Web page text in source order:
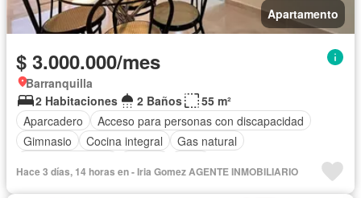
Apartamento
$ 3.000.000/mes
Barranquilla
2 Habitaciones
2 Baños
55 m²
Aparcadero
Acceso para personas con discapacidad
Gimnasio
Cocina integral
Gas natural
Hace 3 días, 14 horas en - Iria Gomez AGENTE INMOBILIARIO